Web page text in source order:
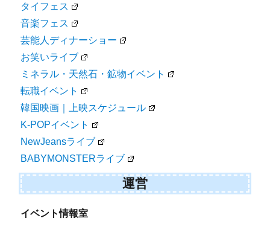
タイフェス
音楽フェス
芸能人ディナーショー
お笑いライブ
ミネラル・天然石・鉱物イベント
転職イベント
韓国映画｜上映スケジュール
K-POPイベント
NewJeansライブ
BABYMONSTERライブ
運営
イベント情報室